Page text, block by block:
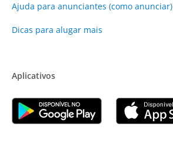
Ajuda para anunciantes (como anunciar)
Dicas para alugar mais
Aplicativos